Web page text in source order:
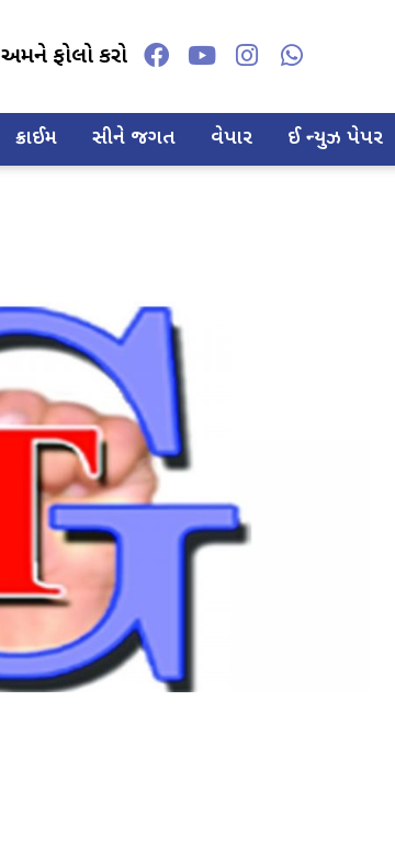
અમને ફોલો કરો
ક્રાઈમ સીને જગત વેપાર ઈ ન્યુઝ પેપર